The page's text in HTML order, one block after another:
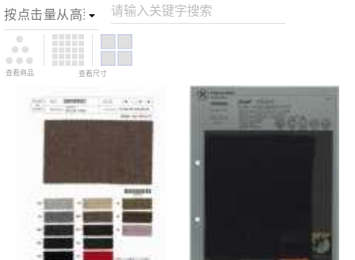
请输入关键字搜索
查看商品 查看尺寸